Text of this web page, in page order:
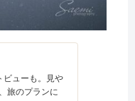
ビューも。見や
旅のプランに